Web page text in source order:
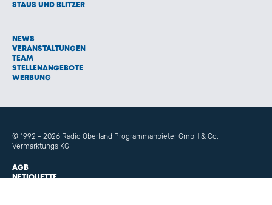
STAUS UND BLITZER
NEWS
VERANSTALTUNGEN
TEAM
STELLENANGEBOTE
WERBUNG
© 1992 - 2026 Radio Oberland Programmanbieter GmbH & Co.
Vermarktungs KG
AGB
NETIQUETTE